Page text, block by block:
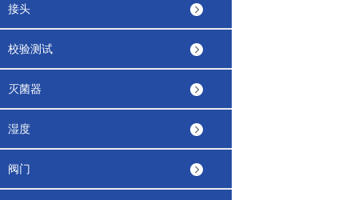
接头
校验测试
灭菌器
湿度
阀门